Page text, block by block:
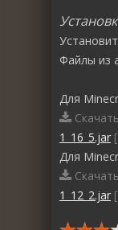
Файлы из
Для
1_16_5.jar
Для
1_12_2.jar